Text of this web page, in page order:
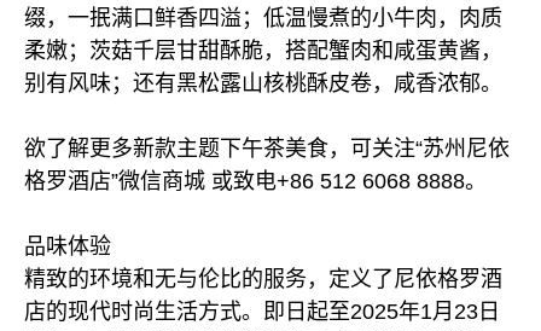
缀，一抿满口鲜香四溢；低温慢煮的小牛肉，肉质
柔嫩；茨菇千层甘甜酥脆，搭配蟹肉和咸蛋黄酱，
别有风味；还有黑松露山核桃酥皮卷，咸香浓郁。
欲了解更多新款主题下午茶美食，可关注“苏州尼依
格罗酒店”微信商城 或致电+86 512 6068 8888。
品味体验
精致的环境和无与伦比的服务，定义了尼依格罗酒
店的现代时尚生活方式。即日起至2025年1月23日